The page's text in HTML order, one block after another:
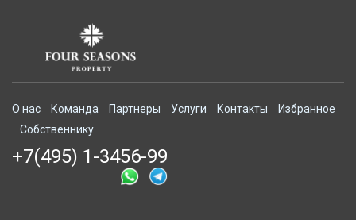
О нас Команда Партнеры Услуги Контакты
Избранное
Собственнику
+7(495) 1-3456-99